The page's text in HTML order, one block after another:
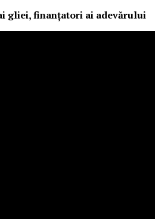
gliei, finanțatori ai adevărului